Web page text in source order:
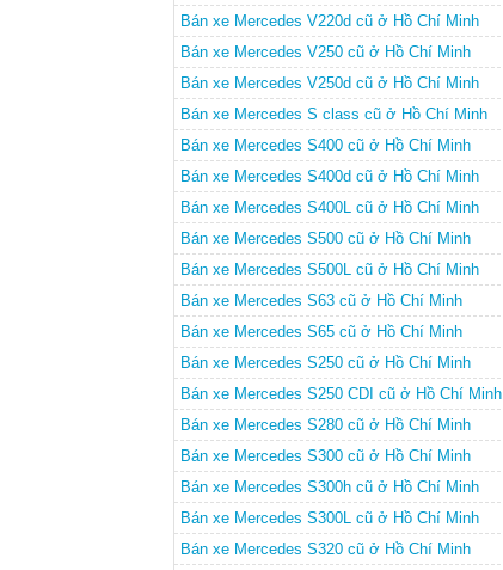
Bán xe Mercedes V220d cũ ở Hồ Chí Minh
Bán xe Mercedes V250 cũ ở Hồ Chí Minh
Bán xe Mercedes V250d cũ ở Hồ Chí Minh
Bán xe Mercedes S class cũ ở Hồ Chí Minh
Bán xe Mercedes S400 cũ ở Hồ Chí Minh
Bán xe Mercedes S400d cũ ở Hồ Chí Minh
Bán xe Mercedes S400L cũ ở Hồ Chí Minh
Bán xe Mercedes S500 cũ ở Hồ Chí Minh
Bán xe Mercedes S500L cũ ở Hồ Chí Minh
Bán xe Mercedes S63 cũ ở Hồ Chí Minh
Bán xe Mercedes S65 cũ ở Hồ Chí Minh
Bán xe Mercedes S250 cũ ở Hồ Chí Minh
Bán xe Mercedes S250 CDI cũ ở Hồ Chí Minh
Bán xe Mercedes S280 cũ ở Hồ Chí Minh
Bán xe Mercedes S300 cũ ở Hồ Chí Minh
Bán xe Mercedes S300h cũ ở Hồ Chí Minh
Bán xe Mercedes S300L cũ ở Hồ Chí Minh
Bán xe Mercedes S320 cũ ở Hồ Chí Minh